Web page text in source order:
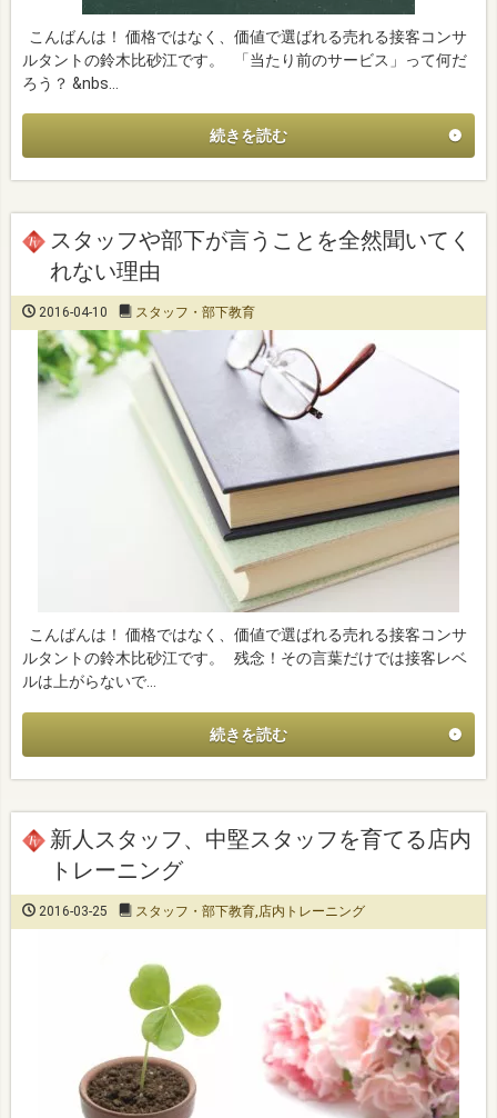
こんばんは！ 価格ではなく、価値で選ばれる売れる接客コンサ
ルタントの鈴木比砂江です。 「当たり前のサービス」って何だ
ろう？ &nbs…
続きを読む
スタッフや部下が言うことを全然聞いてく
れない理由
2016-04-10 スタッフ・部下教育
こんばんは！ 価格ではなく、価値で選ばれる売れる接客コンサ
ルタントの鈴木比砂江です。 残念！その言葉だけでは接客レベ
ルは上がらないで…
続きを読む
新人スタッフ、中堅スタッフを育てる店内
トレーニング
2016-03-25 スタッフ・部下教育,店内トレーニング